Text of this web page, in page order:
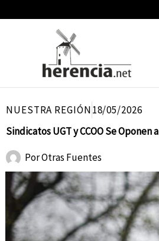
NUESTRA REGIÓN18/05/2026
Sindicatos UGT y CCOO Se
PorOtras Fuentes